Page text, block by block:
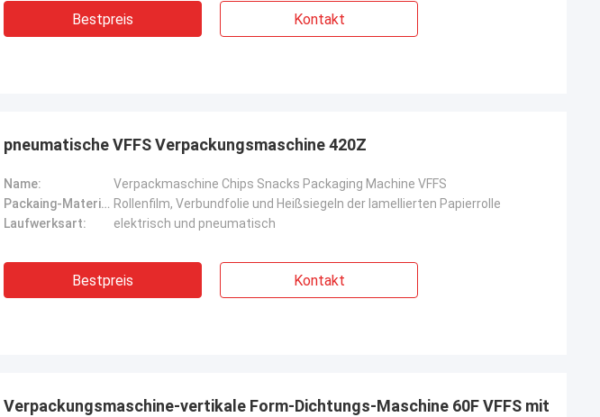
Bestpreis Kontakt
pneumatische VFFS Verpackungsmaschine 420Z
Name:
Verpackmaschine Chips Snacks Packaging Machine VFFS
Packaing-Material: Rollenfilm, Verbundfolie und Heißsiegeln der lamellierten Papierrolle
Laufwerksart:
elektrisch und pneumatisch
Bestpreis Kontakt
Verpackungsmaschine-vertikale Form-Dichtungs-Maschine 60F VFFS mit